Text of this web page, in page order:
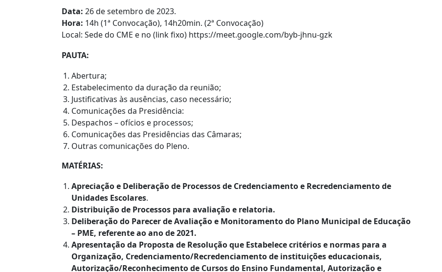
Data: 26 de setembro de 2023.
Hora: 14h (1ª Convocação), 14h20min. (2ª Convocação)
Local: Sede do CME e no (link fixo) https://meet.google.com/byb-jhnu-gzk
PAUTA:
Abertura;
Estabelecimento da duração da reunião;
Justificativas às ausências, caso necessário;
Comunicações da Presidência:
Despachos – ofícios e processos;
Comunicações das Presidências das Câmaras;
Outras comunicações do Pleno.
MATÉRIAS:
Apreciação e Deliberação de Processos de Credenciamento e Recredenciamento de
Unidades Escolares.
Distribuição de Processos para avaliação e relatoria.
Deliberaçãodo Parecer de Avaliação e Monitoramento do Plano Municipal de Educação
– PME, referente ao ano de 2021.
Apresentação da Proposta de Resolução que Estabelece critérios e normas para a
Organização, Credenciamento/Recredenciamento de instituições educacionais,
Autorização/Reconhecimento de Cursos do Ensino Fundamental, Autorização e